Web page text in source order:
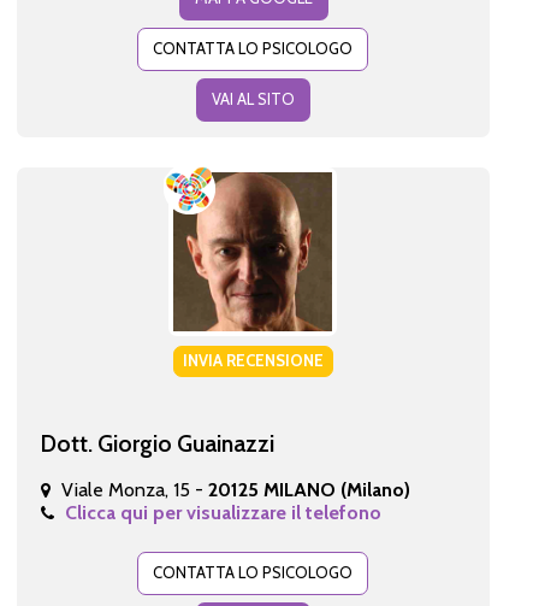
CONTATTA LO PSICOLOGO
VAI AL SITO
INVIA RECENSIONE
Dott. Giorgio Guainazzi
Viale Monza, 15 - 20125 MILANO (Milano)
Clicca qui per visualizzare il telefono
CONTATTA LO PSICOLOGO